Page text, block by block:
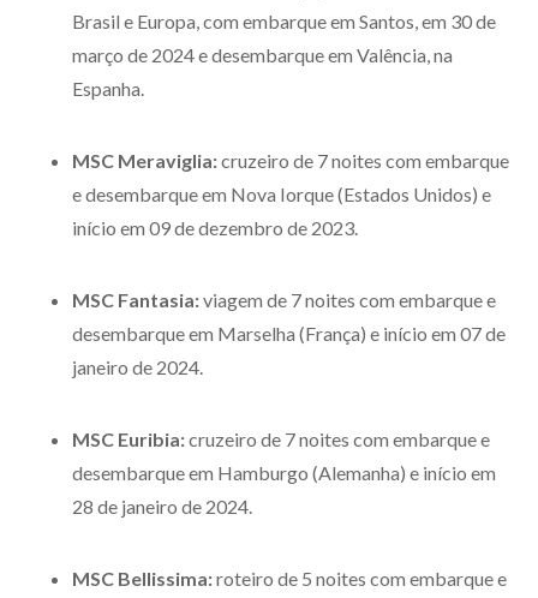
Brasil e Europa, com embarque em Santos, em 30 de
março de 2024 e desembarque em Valência, na
Espanha.
MSC Meraviglia:cruzeiro de 7 noites com embarque
e desembarque em Nova Iorque (Estados Unidos) e
início em 09 de dezembro de 2023.
MSC Fantasia:viagem de 7 noites com embarque e
desembarque em Marselha (França) e início em 07 de
janeiro de 2024.
MSC Euribia:cruzeiro de 7 noites com embarque e
desembarque em Hamburgo (Alemanha) e início em
28 de janeiro de 2024.
MSC Bellissima:roteiro de 5 noites com embarque e